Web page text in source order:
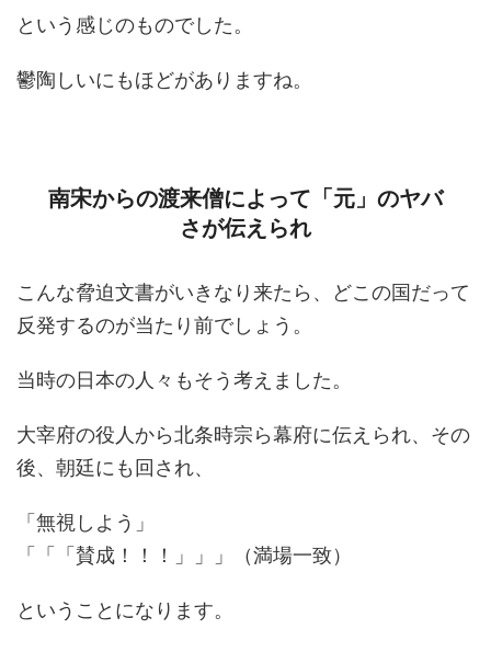
という感じのものでした。
鬱陶しいにもほどがありますね。
南宋からの渡来僧によって「元」のヤバ
さが伝えられ
こんな脅迫文書がいきなり来たら、どこの国だって
反発するのが当たり前でしょう。
当時の日本の人々もそう考えました。
大宰府の役人から北条時宗ら幕府に伝えられ、その
後、朝廷にも回され、
「無視しよう」
「「「賛成！！！」」」（満場一致）
ということになります。